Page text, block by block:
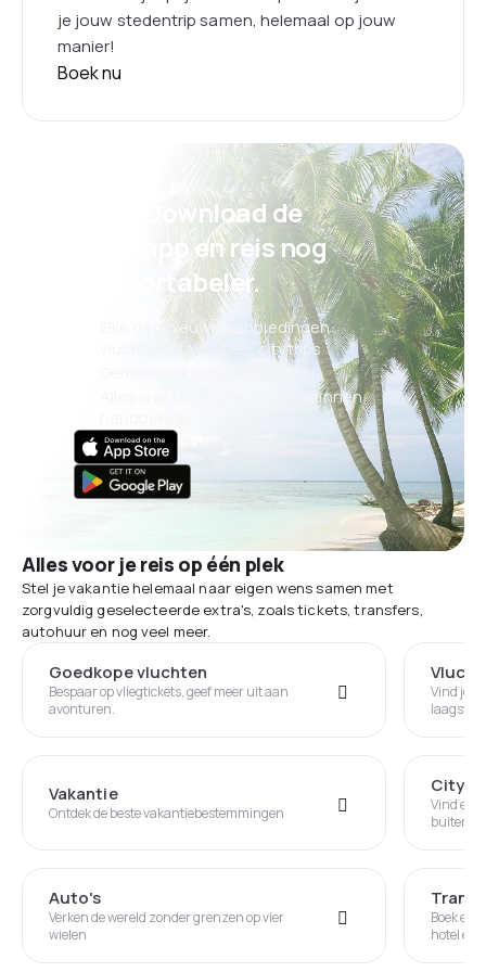
je jouw stedentrip samen, helemaal op jouw
manier!
Boek nu
Psst! Download de
eSky-app en reis nog
comfortabeler.
Elke dag nieuwe aanbiedingen:
vluchten, vakanties, citytrips
Alles wat belangrijk is, altijd binnen
Alles voor je reis op één plek
Stel je vakantie helemaal naar eigen wens samen met
zorgvuldig geselecteerde extra's, zoals tickets, transfers,
autohuur en nog veel meer.
Goedkope vluchten
Bespaar op vliegtickets, geef meer uit aan
avonturen.
Vind je
laagste
Vakantie
Ontdek de beste vakantiebestemmingen
Vind een
Auto's
Verken de wereld zonder grenzen op vier
wielen
Boek
hotel en